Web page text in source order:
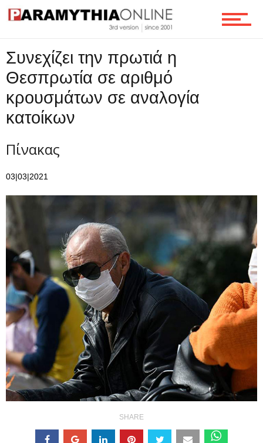
Επικοινωνία
Συνεχίζει την πρωτιά η
Θεσπρωτία σε αριθμό
κρουσμάτων σε αναλογία
κατοίκων
Πίνακας
03|03|2021
SHARE